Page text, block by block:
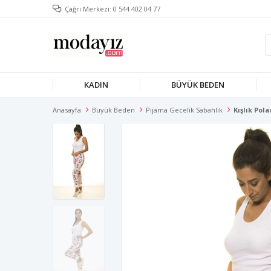
Çağrı Merkezi: 0 544 402 04 77
KADIN BÜYÜK BEDEN
Anasayfa Büyük Beden Pijama Gecelik Sabahlık Kışlık